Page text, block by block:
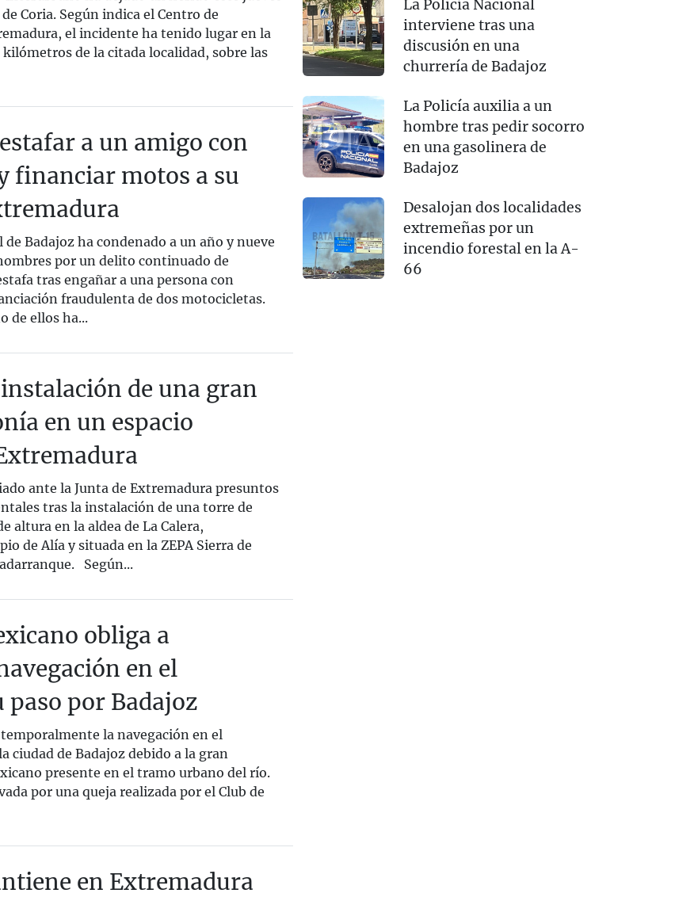
Coria. Según indica el Centro de
el incidente ha tenido lugar en la
de la citada localidad, sobre las
a un amigo con
financiar motos a su
Badajoz ha condenado a un año y nueve
por un delito continuado de
tras engañar a una persona con
fraudulenta de dos motocicletas.
de ellos ha...
de una gran
en un espacio
ante la Junta de Extremadura presuntos
tras la instalación de una torre de
altura en la aldea de La Calera,
de Alía y situada en la ZEPA Sierra de
Según...
obliga a
en el
paso por Badajoz
la navegación en el
ciudad de Badajoz debido a la gran
presente en el tramo urbano del río.
por una queja realizada por el Club de
en Extremadura
La Policía Nacional
interviene tras una
discusión en una
churrería de Badajoz
La Policía auxilia a un
hombre tras pedir socorro
en una gasolinera de
Badajoz
Desalojan dos localidades
extremeñas por un
incendio forestal en la A-
66